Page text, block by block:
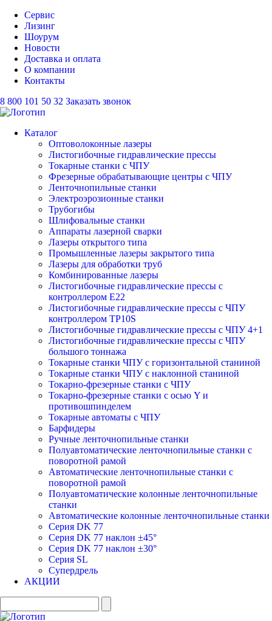
Сервис
Лизинг
Шоурум
Новости
Доставка и оплата
О компании
Контакты
8 800 101 50 32 Заказать звонок
Каталог
Оптоволоконные лазеры
Листогибочные гидравлические прессы
Токарные станки с ЧПУ
Фрезерные обрабатывающие центры с ЧПУ
Ленточнопильные станки
Электроэрозионные станки
Трубогибы
Шлифовальные станки
Аппараты лазерной сварки
Лазеры открытого типа
Промышленные лазеры закрытого типа
Лазеры для обработки труб
Комбинированные лазеры
Листогибочные гидравлические прессы с
контроллером E22
Листогибочные гидравлические прессы с ЧПУ
контроллером TP10S
Листогибочные гидравлические прессы с ЧПУ 4+1
Листогибочные гидравлические прессы с ЧПУ
большого тоннажа
Токарные станки ЧПУ с горизонтальной станиной
Токарные станки ЧПУ с наклонной станиной
Токарно-фрезерные станки с ЧПУ
Токарно-фрезерные станки с осью Y и
противошпинделем
Токарные автоматы с ЧПУ
Барфидеры
Ручные ленточнопильные станки
Полуавтоматические ленточнопильные станки с
поворотной рамой
Автоматические ленточнопильные станки с
поворотной рамой
Полуавтоматические колонные ленточнопильные
станки
Автоматические колонные ленточнопильные станки
Серия DK 77
Серия DK 77 наклон ±45°
Серия DK 77 наклон ±30°
Серия SL
Супердрель
АКЦИИ